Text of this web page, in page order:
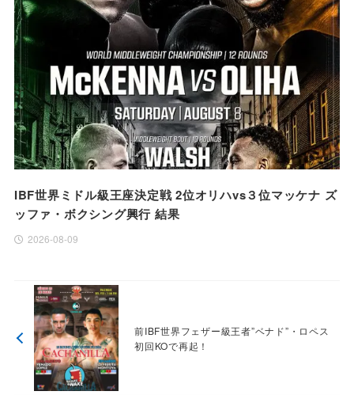
IBF世界ミドル級王座決定戦 2位オリハvs３位マッケナ ズ
ッファ・ボクシング興行 結果
2026-08-09
前IBF世界フェザー級王者”ベナド”・ロペス
初回KOで再起！